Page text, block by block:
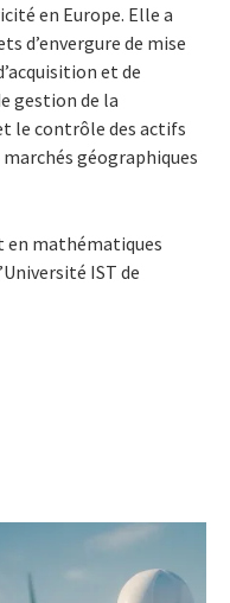
en Europe. Elle a
d’envergure de mise
et de
gestion de la
le contrôle des actifs
géographiques
en mathématiques
IST de